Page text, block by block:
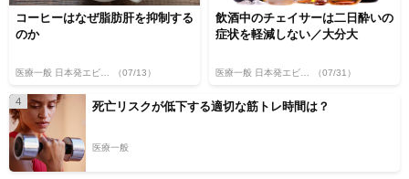
コーヒーはなぜ脂肪肝を抑制する
のか
医療一般 日本発エビデンス （07/13）
飲酒中のチェイサーは二日酔いの
症状を軽減しない／大分大
医療一般 日本発エビデンス （07/31）
4 死亡リスクが低下する適切な筋トレ時間は？
医療一般